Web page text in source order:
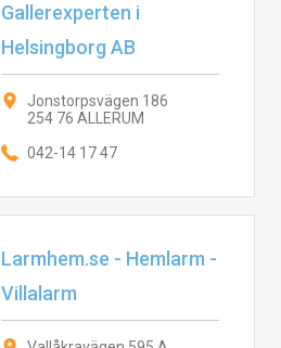
Gallerexperten i
Helsingborg AB
Jonstorpsvägen 186
254 76 ALLERUM
042-14 17 47
Larmhem.se - Hemlarm -
Villalarm